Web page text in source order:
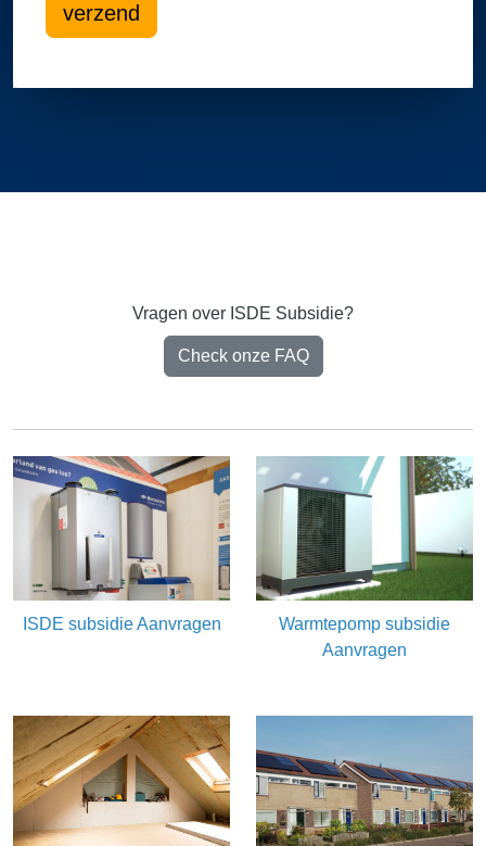
verzend
Vragen over ISDE Subsidie?
Check onze FAQ
ISDE subsidie Aanvragen
Warmtepomp subsidie
Aanvragen